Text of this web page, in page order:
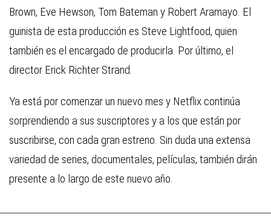
Brown, Eve Hewson, Tom Bateman y Robert Aramayo. El
guinista de esta producción es Steve Lightfood, quien
también es el encargado de producirla. Por último, el
director Erick Richter Strand.
Ya está por comenzar un nuevo mes y Netflix continúa
sorprendiendo a sus suscriptores y a los que están por
suscribirse, con cada gran estreno. Sin duda una extensa
variedad de series, documentales, películas, también dirán
presente a lo largo de este nuevo año.